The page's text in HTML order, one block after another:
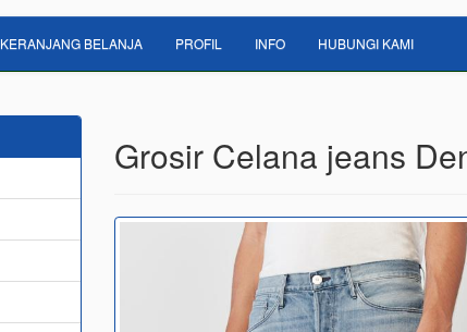
KERANJANG BELANJA PROFIL INFO HUBUNGI KAMI
Grosir Celana jeans